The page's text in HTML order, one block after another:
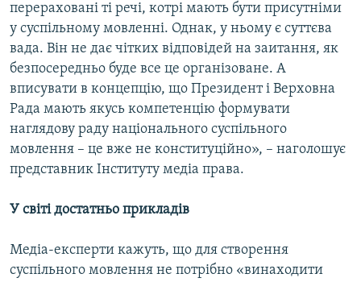
перераховані ті речі, котрі мають бути присутніми
у суспільному мовленні. Однак, у ньому є суттєва
вада. Він не дає чітких відповідей на заитання, як
безпосередньо буде все це організоване. А
вписувати в концепцію, що Президент і Верховна
Рада мають якусь компетенцію формувати
наглядову раду національного суспільного
мовлення – це вже не конституційно», – наголошує
представник Інституту медіа права.
У світі достатньо прикладів
Медіа-експерти кажуть, що для створення
суспільного мовлення не потрібно «винаходити